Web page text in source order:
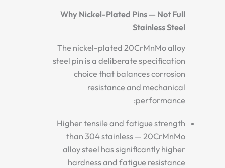
Why Nickel-Plated Pins — Not Full
Stainless Steel
The nickel-plated 20CrMnMo alloy
steel pin is a deliberate specification
choice that balances corrosion
resistance and mechanical
performance:
Higher tensile and fatigue strength
than 304 stainless — 20CrMnMo
alloy steel has significantly higher
hardness and fatigue resistance